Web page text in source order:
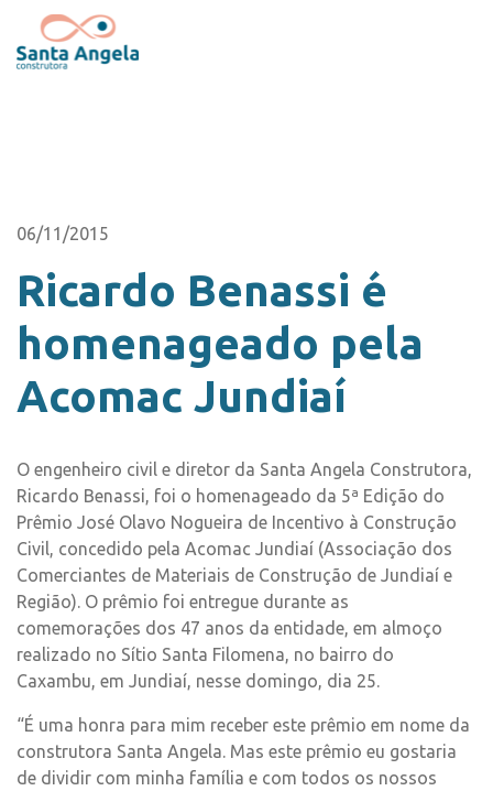
06/11/2015
Ricardo Benassi é
homenageado pela
Acomac Jundiaí
O engenheiro civil e diretor da Santa Angela Construtora,
Ricardo Benassi, foi o homenageado da 5ª Edição do
Prêmio José Olavo Nogueira de Incentivo à Construção
Civil, concedido pela Acomac Jundiaí (Associação dos
Comerciantes de Materiais de Construção de Jundiaí e
Região). O prêmio foi entregue durante as
comemorações dos 47 anos da entidade, em almoço
realizado no Sítio Santa Filomena, no bairro do
Caxambu, em Jundiaí, nesse domingo, dia 25.
“É uma honra para mim receber este prêmio em nome da
construtora Santa Angela. Mas este prêmio eu gostaria
de dividir com minha família e com todos os nossos